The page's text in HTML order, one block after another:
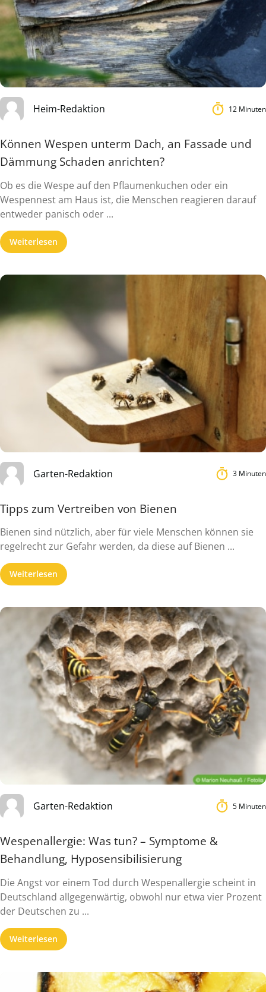
Heim-Redaktion 12 Minuten
Können Wespen unterm Dach, an Fassade und
Dämmung Schaden anrichten?
Ob es die Wespe auf den Pflaumenkuchen oder ein
Wespennest am Haus ist, die Menschen reagieren darauf
entweder panisch oder ...
Weiterlesen
Garten-Redaktion 3 Minuten
Tipps zum Vertreiben von Bienen
Bienen sind nützlich, aber für viele Menschen können sie
regelrecht zur Gefahr werden, da diese auf Bienen ...
Weiterlesen
Garten-Redaktion 5 Minuten
Wespenallergie: Was tun? – Symptome &
Behandlung, Hyposensibilisierung
Die Angst vor einem Tod durch Wespenallergie scheint in
Deutschland allgegenwärtig, obwohl nur etwa vier Prozent
der Deutschen zu ...
Weiterlesen